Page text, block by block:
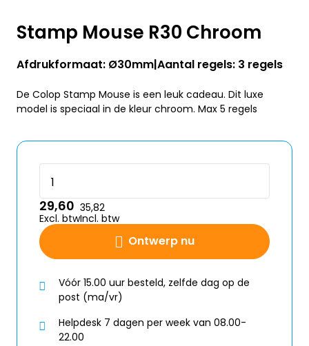
Stamp Mouse R30 Chroom
Afdrukformaat: Ø30mm Aantal regels: 3 regels
De Colop Stamp Mouse is een leuk cadeau. Dit luxe
model is speciaal in de kleur chroom. Max 5 regels
Ontwerp nu
29,60
Excl. btw
35,82
Incl. btw
Vóór 15.00 uur besteld, zelfde dag op de
post (ma/vr)
Helpdesk 7 dagen per week van 08.00-
22.00